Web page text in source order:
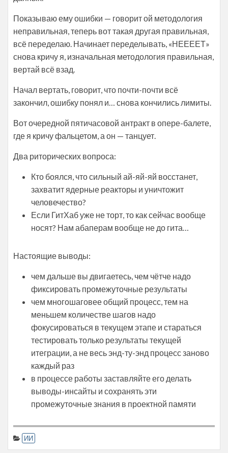
Показываю ему ошибки — говорит ой методология
неправильная, теперь вот такая другая правильная,
всё переделаю. Начинает переделывать, «НЕЕЕЕТ»
снова кричу я, изначальная методология правильная,
вертай всё взад.
Начал вертать, говорит, что почти-почти всё
закончил, ошибку понял и… снова кончились лимиты.
Вот очередной пятичасовой антракт в опере-балете,
где я кричу фальцетом, а он — танцует.
Два риторических вопроса:
Кто боялся, что сильный ай-яй-яй восстанет,
захватит ядерные реакторы и уничтожит
человечество?
Если ГитХаб уже не торт, то как сейчас вообще
носят? Нам абаперам вообще не до гита…
Настоящие выводы:
чем дальше вы двигаетесь, чем чётче надо
фиксировать промежуточные результаты
чем многошаговее общий процесс, тем на
меньшем количестве шагов надо
фокусироваться в текущем этапе и стараться
тестировать только результаты текущей
итеграции, а не весь энд-ту-энд процесс заново
каждый раз
в процессе работы заставляйте его делать
выводы-инсайты и сохранять эти
промежуточные знания в проектной памяти
ИИ